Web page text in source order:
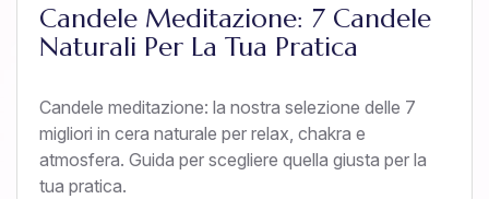
Candele Meditazione: 7 Candele
Naturali Per La Tua Pratica
Candele meditazione: la nostra selezione delle 7
migliori in cera naturale per relax, chakra e
atmosfera. Guida per scegliere quella giusta per la
tua pratica.